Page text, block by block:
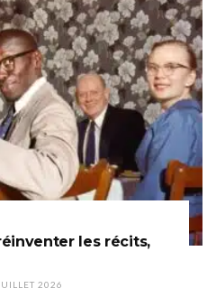
les récits,
2026